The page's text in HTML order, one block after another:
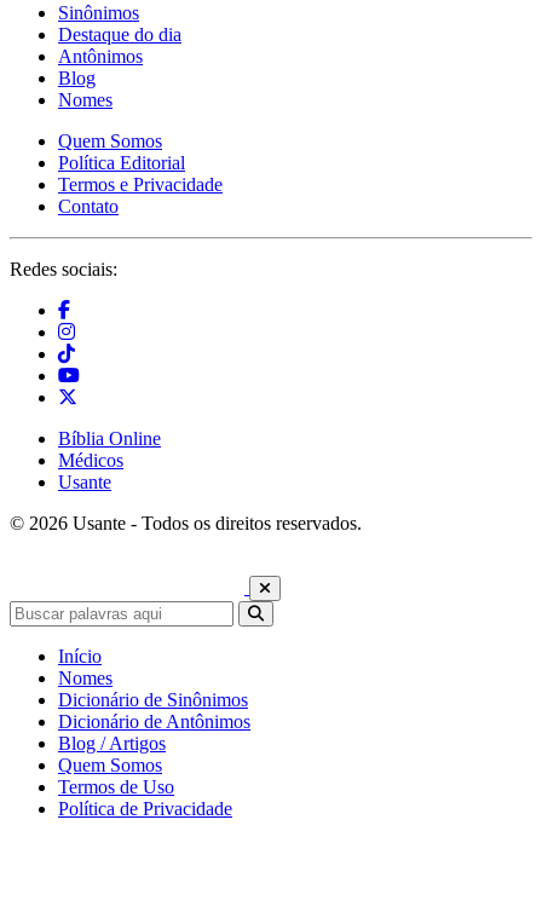
Sinônimos
Destaque do dia
Antônimos
Blog
Nomes
Quem Somos
Política Editorial
Termos e Privacidade
Contato
Redes sociais:
Bíblia Online
Médicos
Usante
© 2026 Usante - Todos os direitos reservados.
Início
Nomes
Dicionário de Sinônimos
Dicionário de Antônimos
Blog / Artigos
Quem Somos
Termos de Uso
Política de Privacidade